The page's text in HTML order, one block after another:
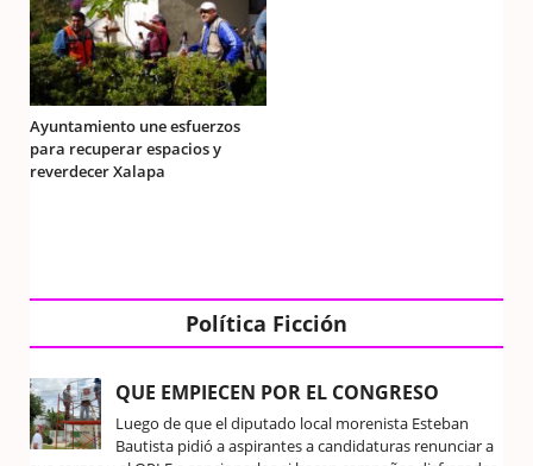
Ayuntamiento une esfuerzos
para recuperar espacios y
reverdecer Xalapa
Política Ficción
QUE EMPIECEN POR EL CONGRESO
Luego de que el diputado local morenista Esteban
Bautista pidió a aspirantes a candidaturas renunciar a